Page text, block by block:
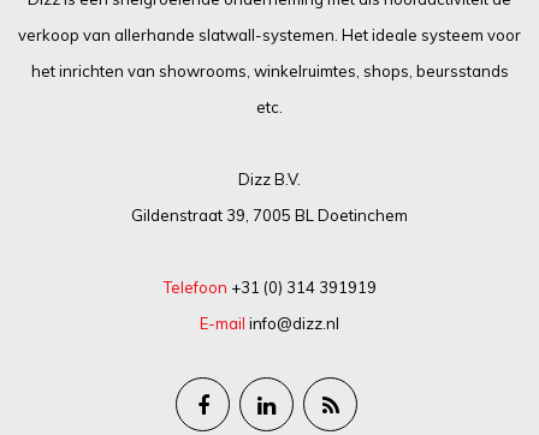
verkoop van allerhande slatwall-systemen. Het ideale systeem voor
het inrichten van showrooms, winkelruimtes, shops, beursstands
etc.
Dizz B.V.
Gildenstraat 39, 7005 BL Doetinchem
Telefoon +31 (0) 314 391919
E-mail info@dizz.nl